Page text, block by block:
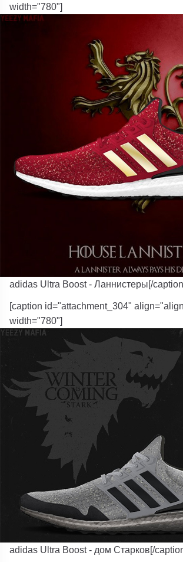
width="780"]
adidas Ultra Boost - Ланнистеры[/
[caption id="attachment_304"
width="780"]
adidas Ultra Boost - дом Старков[/